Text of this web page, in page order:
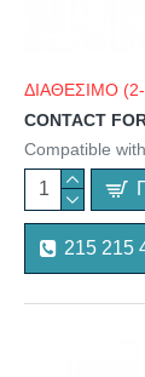
ΔΙΑΘΕΣΙΜΟ
Compatible
215 215